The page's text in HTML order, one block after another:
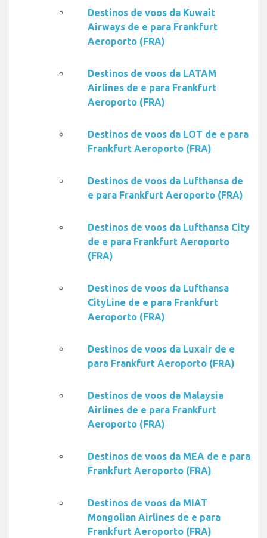
Destinos de voos da Kuwait
Airways de e para Frankfurt
Aeroporto (FRA)
Destinos de voos da LATAM
Airlines de e para Frankfurt
Aeroporto (FRA)
Destinos de voos da LOT de e para
Frankfurt Aeroporto (FRA)
Destinos de voos da Lufthansa de
e para Frankfurt Aeroporto (FRA)
Destinos de voos da Lufthansa City
de e para Frankfurt Aeroporto
(FRA)
Destinos de voos da Lufthansa
CityLine de e para Frankfurt
Aeroporto (FRA)
Destinos de voos da Luxair de e
para Frankfurt Aeroporto (FRA)
Destinos de voos da Malaysia
Airlines de e para Frankfurt
Aeroporto (FRA)
Destinos de voos da MEA de e para
Frankfurt Aeroporto (FRA)
Destinos de voos da MIAT
Mongolian Airlines de e para
Frankfurt Aeroporto (FRA)